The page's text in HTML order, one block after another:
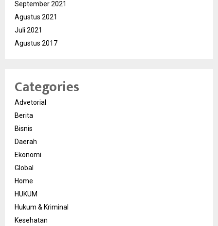
September 2021
Agustus 2021
Juli 2021
Agustus 2017
Categories
Advetorial
Berita
Bisnis
Daerah
Ekonomi
Global
Home
HUKUM
Hukum & Kriminal
Kesehatan